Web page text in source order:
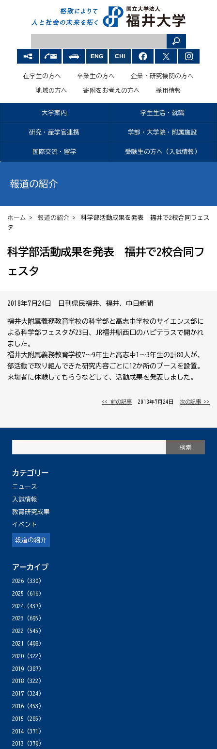
在学生の方へ 卒業生の方へ 企業・研究機関の方へ
地域の方へ 寄附をお考えの方へ 採用情報
大学案内 学生生活・就職
研究・産学官連携 学部・大学院・附属施設
国際交流・留学 受験生の方へ（入試情報）
報道の紹介
ホーム > 報道の紹介 > 科学部活動成果を発表 福井で2校合同フェス
タ
科学部活動成果を発表 福井で2校合同フ
ェスタ
2018年7月24日 日刊県民福井、福井、中日新聞
福井大附属義務教育学校の科学部と高志中学校のサイエンス部に
よる科学部フェスタが23日、JR福井駅西口のハピテラスで開かれ
ました。
福井大附属義務教育学校7～9年生と高志中1～3年生の計80人が、
部活動で取り組んできた研究内容ごとに12か所のブースを設置。
来場者に体験してもらうなどして、活動成果を発表しました。
<< 前の記事 │ 2018年7月24日 │次の記事 >>
カテゴリー
ニュース
入試情報
教育研究成果
イベント
報道の紹介
アーカイブ
2026(330)
2025 (616)
2024(437)
2023 (695)
2022 (545)
2021
(498)
2020(322)
2019(387)
2018(322)
2017(324)
2016(453)
2015 (285)
2014(371)
2013 (379)